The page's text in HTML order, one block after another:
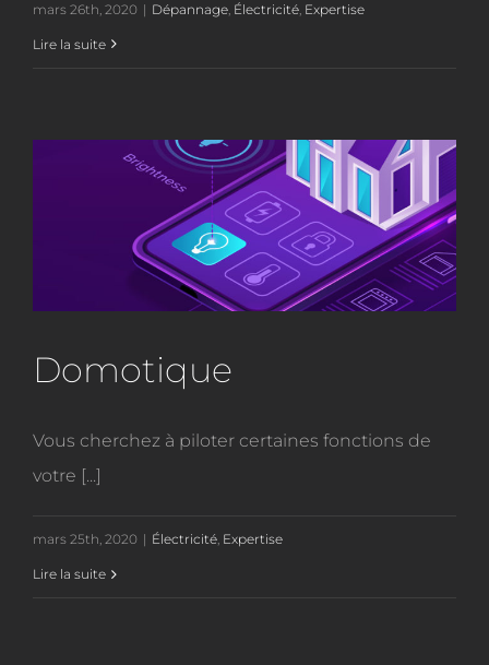
mars 26th, 2020 | Dépannage Électricité Expertise
Lire la suite
Domotique
Vous cherchez à piloter certaines fonctions de
votre [...]
mars 25th, 2020 | Électricité, Expertise
Lire la suite